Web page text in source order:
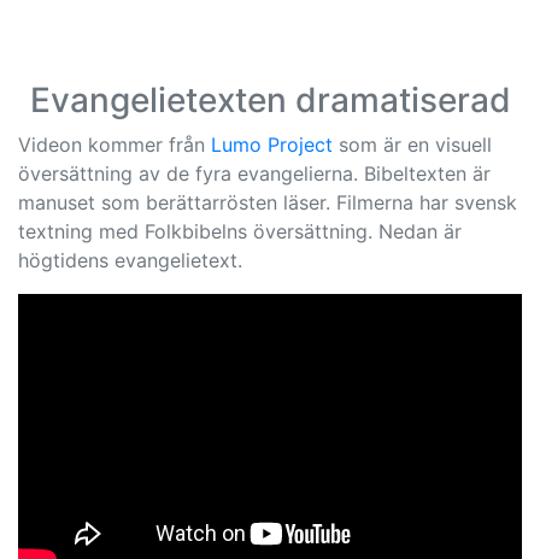
Evangelietexten dramatiserad
Videon kommer från Lumo Project som är en visuell
översättning av de fyra evangelierna. Bibeltexten är
manuset som berättarrösten läser. Filmerna har svensk
textning med Folkbibelns översättning. Nedan är
högtidens evangelietext.